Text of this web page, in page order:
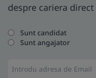
despre cariera
Sunt candidat
Sunt angajator